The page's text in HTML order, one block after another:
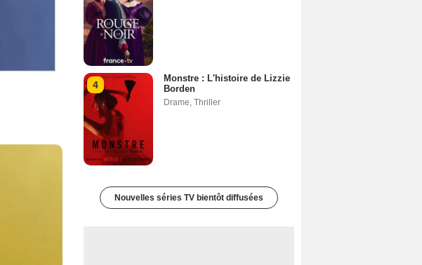
4
Monstre : L'histoire de Lizzie
Borden
Drame Thriller
Nouvelles séries TV bientôt diffusées